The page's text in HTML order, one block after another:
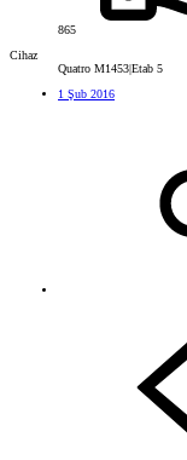
865
Cihaz
Quatro M1453|Etab 5
1 Şub 2016